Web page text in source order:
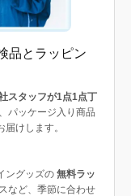
品とラッピン
スタッフが1点1点丁
パッケージ入り商品
けします。
ングッズの 無料ラッ
など、季節に合わせ